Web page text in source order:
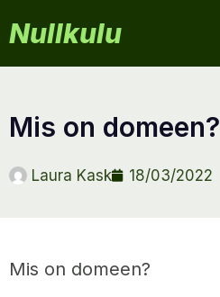
Nullkulu
mis on domeen?
Laura Kask 18/03/2022
Mis on domeen?